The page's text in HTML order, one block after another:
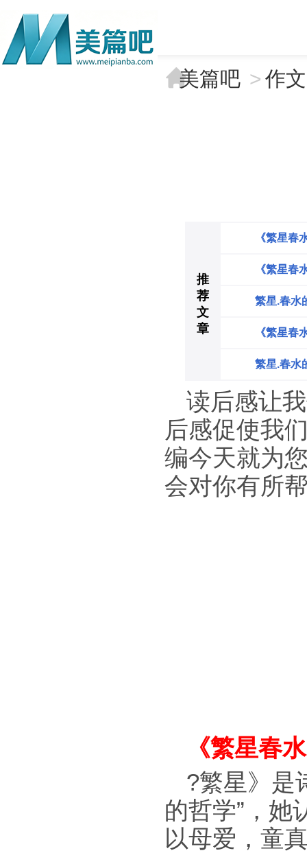
美篇吧 > 作
推
荐
文
章
《繁星春
《繁星春
繁星.春水
《繁星春
繁星.春水
读后感让
后感促使我
编今天就为
会对你有所
《繁星春
?繁星》是
的哲学”，她
以母爱，童